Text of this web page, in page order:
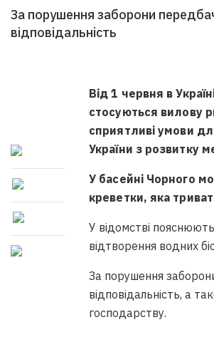
За порушення заборони
відповідальність
Від 1 червня в
стосуються вилову
сприятливі умови
України з розвитку
У басейні Чорного
креветки, яка
У відомстві
відтворення водних
За порушення
відповідальність, а
господарству.